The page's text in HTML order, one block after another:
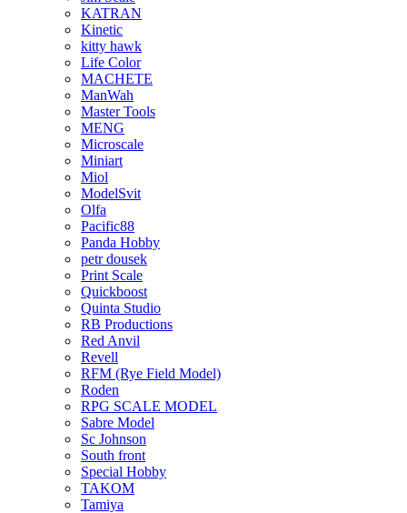
KATRAN
Kinetic
kitty hawk
Life Color
MACHETE
ManWah
Master Tools
MENG
Microscale
Miniart
Miol
ModelSvit
Olfa
Pacific88
Panda Hobby
petr dousek
Print Scale
Quickboost
Quinta Studio
RB Productions
Red Anvil
Revell
RFM (Rye Field Model)
Roden
RPG SCALE MODEL
Sabre Model
Sc Johnson
South front
Special Hobby
TAKOM
Tamiya